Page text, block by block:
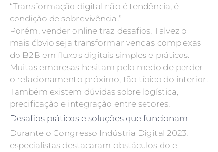
“Transformação digital não é tendência, é
condição de sobrevivência.”
Porém, vender online traz desafios. Talvez o
mais óbvio seja transformar vendas complexas
do B2B em fluxos digitais simples e práticos.
Muitas empresas hesitam pelo medo de perder
o relacionamento próximo, tão típico do interior.
Também existem dúvidas sobre logística,
precificação e integração entre setores.
Desafios práticos e soluções que funcionam
Durante o Congresso Indústria Digital 2023,
especialistas destacaram obstáculos do e-